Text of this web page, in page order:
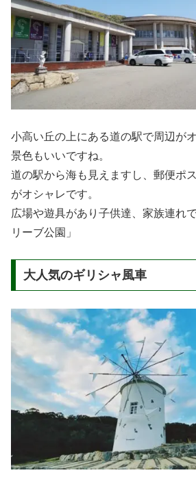
小高い丘の上にある道の駅で周辺が
景色もいいですね。
道の駅から海も見えますし、郵便ポ
がオシャレです。
広場や遊具があり子供達、家族連れ
リーブ公園」
大人気のギリシャ風車